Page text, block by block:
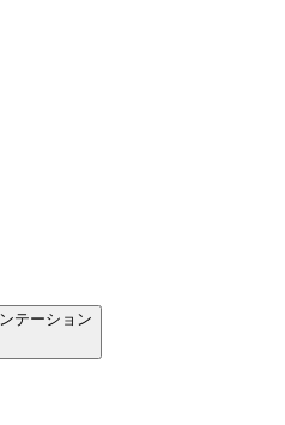
テーション